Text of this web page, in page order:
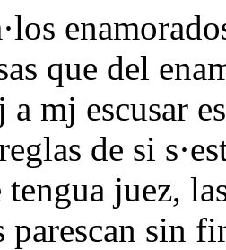
que del
mj escusar
de si
juez,
parescan sin